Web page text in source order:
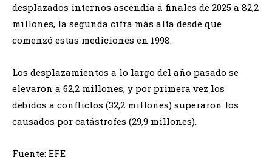
desplazados internos ascendía a finales de 2025 a 82,2
millones, la segunda cifra más alta desde que
comenzó estas mediciones en 1998.
Los desplazamientos a lo largo del año pasado se
elevaron a 62,2 millones, y por primera vez los
debidos a conflictos (32,2 millones) superaron los
causados por catástrofes (29,9 millones).
Fuente: EFE